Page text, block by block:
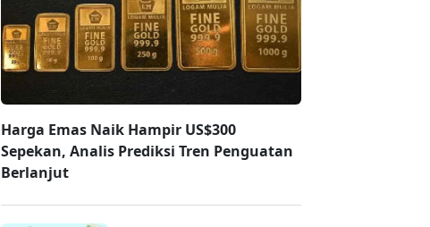
Harga Emas Naik Hampir US$300
Sepekan, Analis Prediksi Tren Penguatan
Berlanjut